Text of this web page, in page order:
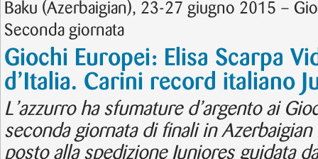
Baku (Azerbaigian), 23-27 giugno 2015 –
Seconda giornata
Giochi Europei: Elisa Scarpa
d’Italia. Carini record italiano
L’azzurro ha sfumature d’argento ai
seconda giornata di finali in
posto alla spedizione Juniores guidata